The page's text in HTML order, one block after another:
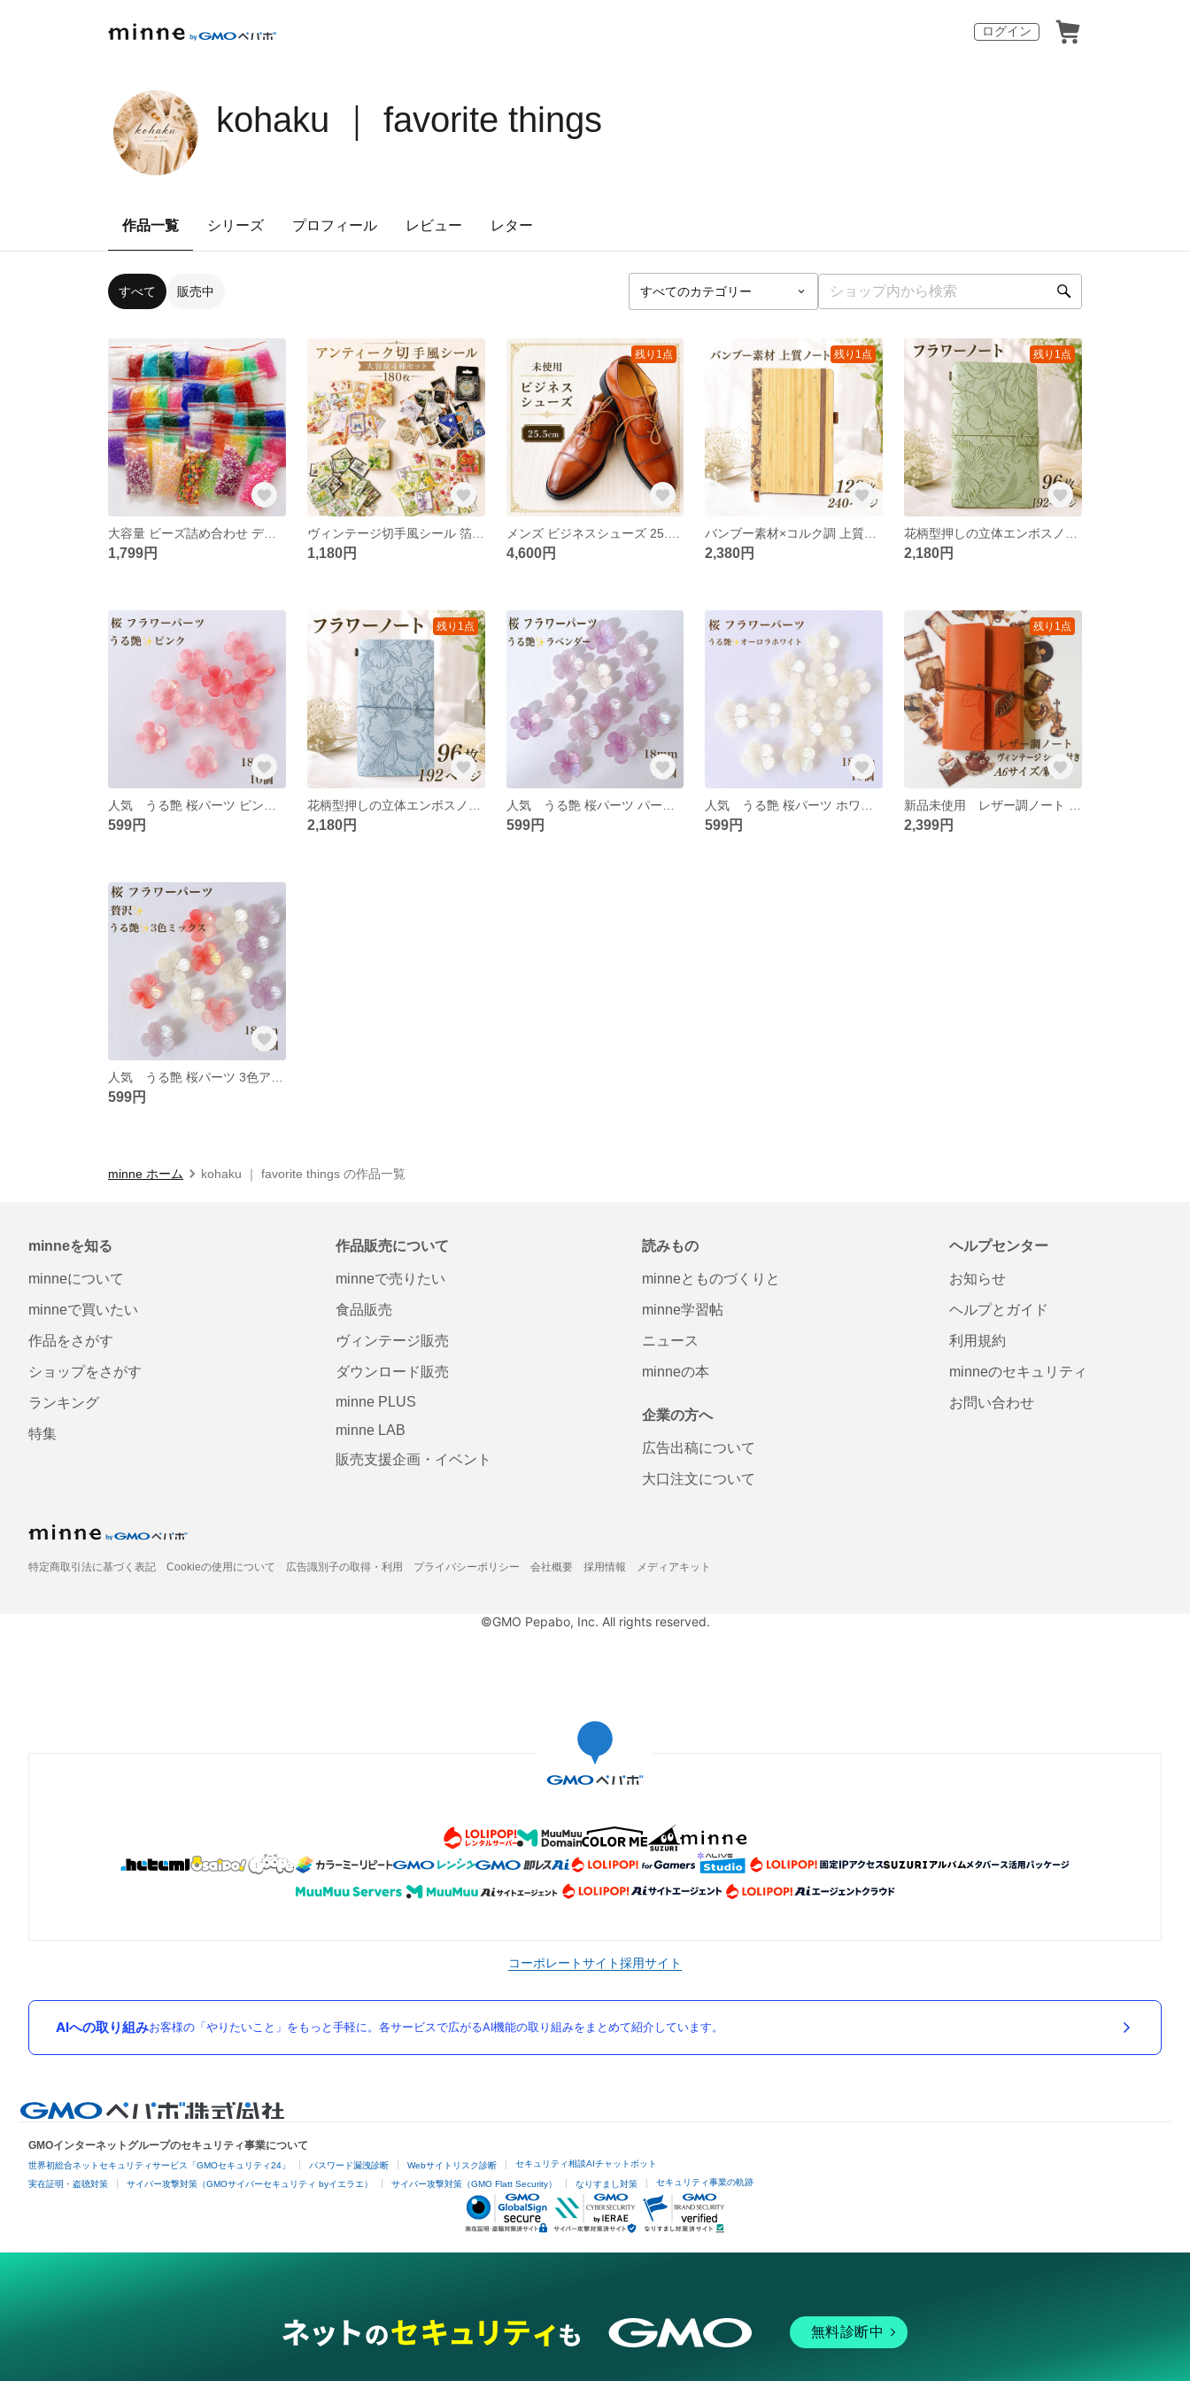
ログイン
kohaku ｜ favorite things
作品一覧 シリーズ プロフィール レビュー レター
すべて 販売中
大容量 ビーズ詰め合わせ デコパーツ 穴なし ハンドメイド レジン パーツ 素材 ハンドメイド資材
1,799円
ヴィンテージ切手風シール 箔押し4種セット 大容量180枚 海外インポート ステッカー コラージュ 手帳デコ スクラップ
1,180円
残り1点
4,600円
残り1点
2,380円
残り1点
2,180円
599円
残り1点
2,180円 599円 599円
残り1点
2,399円
599円
minne ホーム kohaku ｜ favorite things の作品一覧
minneを知る
minneについて
minneで買いたい
作品をさがす
ショップをさがす
ランキング
特集
作品販売について
minneで売りたい
食品販売
ヴィンテージ販売
ダウンロード販売
minne PLUS
minne LAB
販売支援企画・イベント
読みもの
minneとものづくりと
minne学習帖
ニュース
minneの本
企業の方へ
広告出稿について
大口注文について
ヘルプセンター
お知らせ
ヘルプとガイド
利用規約
minneのセキュリティ
お問い合わせ
特定商取引法に基づく表記 Cookieの使用について 広告識別子の取得・利用 プライバシーポリシー 会社概要 採用情報 メディアキット
©GMO Pepabo, Inc. All rights reserved.
コーポレートサイト採用サイト
AIへの取り組みお客様の「やりたいこと」をもっと手軽に。各サービスで広がるAI機能の取り組みをまとめて紹介しています。
GMOインターネットグループのセキュリティ事業について
世界初総合ネットセキュリティサービス「GMOセキュリティ24」 パスワード漏洩診断 Webサイトリスク診断 セキュリティ相談AIチャットボット
実在証明・盗聴対策 サイバー攻撃対策（GMOサイバーセキュリティ byイエラエ） サイバー攻撃対策（GMO Flatt Security） なりすまし対策 セキュリティ事業の軌跡
無料診断中